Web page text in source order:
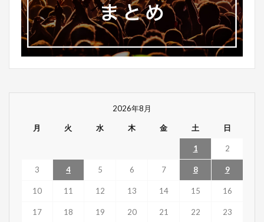
2026年8月
月 火 水 木 金 土 日
1 2
3 4 5 6 7 8 9
10 11 12 13 14 15 16
17 18 19 20 21 22 23